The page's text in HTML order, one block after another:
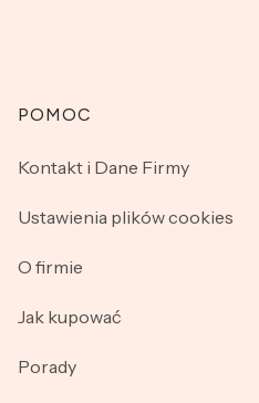
Linki w stopce
POMOC
Kontakt i Dane Firmy
Ustawienia plików cookies
O firmie
Jak kupować
Porady